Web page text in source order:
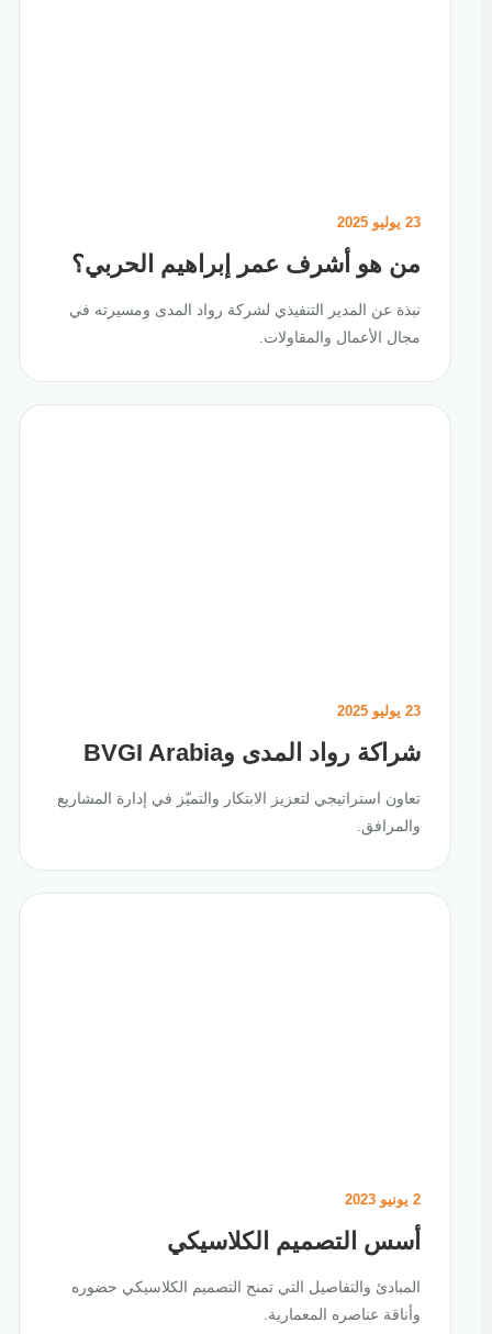
23 يوليو 2025
من هو أشرف عمر إبراهيم الحربي؟
نبذة عن المدير التنفيذي لشركة رواد المدى ومسيرته في
مجال الأعمال والمقاولات.
23 يوليو 2025
شراكة رواد المدى وBVGI Arabia
تعاون استراتيجي لتعزيز الابتكار والتميّز في إدارة المشاريع
والمرافق.
أسس التصميم الكلاسيكي
المبادئ والتفاصيل التي تمنح التصميم الكلاسيكي حضوره
وأناقة عناصره المعمارية.